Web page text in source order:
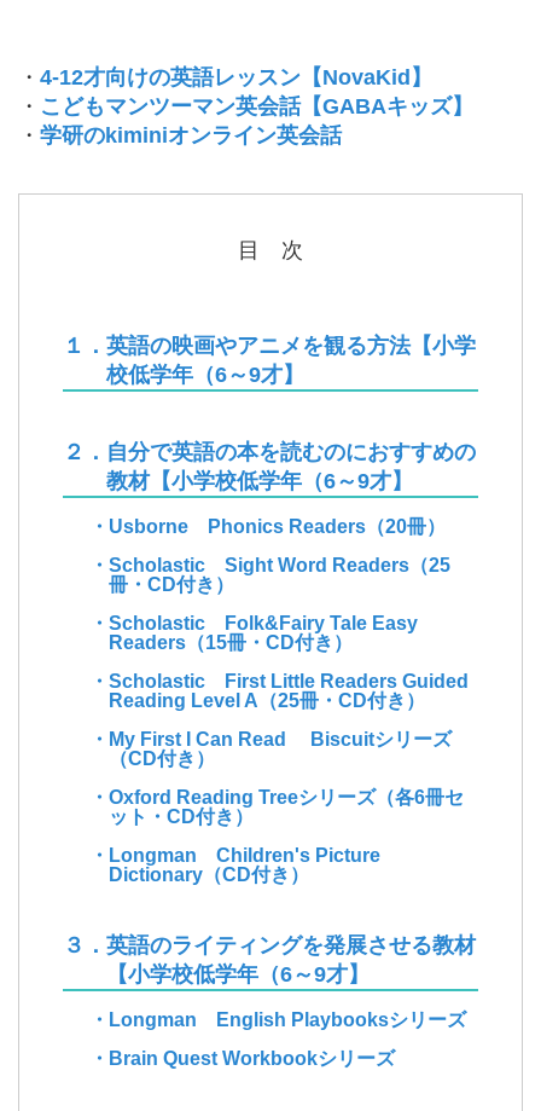
・ 4-12才向けの英語レッスン【NovaKid】
・ こどもマンツーマン英会話【GABAキッズ】
・ 学研のkiminiオンライン英会話
目 次
１．英語の映画やアニメを観る方法【小学
校低学年（6～9才】
２．自分で英語の本を読むのにおすすめの
教材【小学校低学年（6～9才】
・Usborne Phonics Readers（20冊）
・Scholastic Sight Word Readers（25
冊・CD付き）
・Scholastic Folk&Fairy Tale Easy
Readers（15冊・CD付き）
・Scholastic First Little Readers Guided
Reading Level A（25冊・CD付き）
・My First I Can Read Biscuitシリーズ
（CD付き）
・Oxford Reading Treeシリーズ（各6冊セ
ット・CD付き）
・Longman Children's Picture
Dictionary（CD付き）
３．英語のライティングを発展させる教材
【小学校低学年（6～9才】
・Longman English Playbooksシリーズ
・Brain Quest Workbookシリーズ